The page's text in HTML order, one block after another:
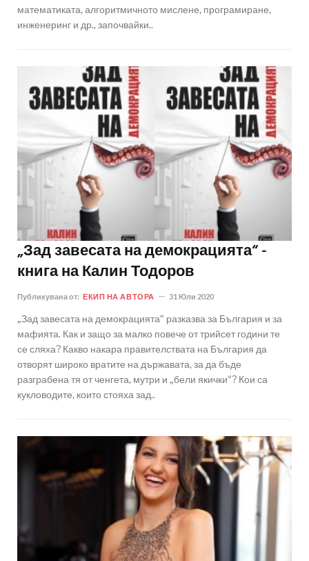
математиката, алгоритмичното мислене, програмиране,
инженеринг и др., започвайки..
„Зад завесата на демокрацията“ -
книга на Калин Тодоров
Публикувана от: ЕКИП НА АВТОРА 31 Юли 2020
„Зад завесата на демокрацията“ разказва за България и за
мафията. Как и защо за малко повече от трийсет години те
се сляха? Какво накара правителствата на България да
отворят широко вратите на държавата, за да бъде
разграбена тя от ченгета, мутри и „бели якички“? Кои са
кукловодите, които стояха зад..